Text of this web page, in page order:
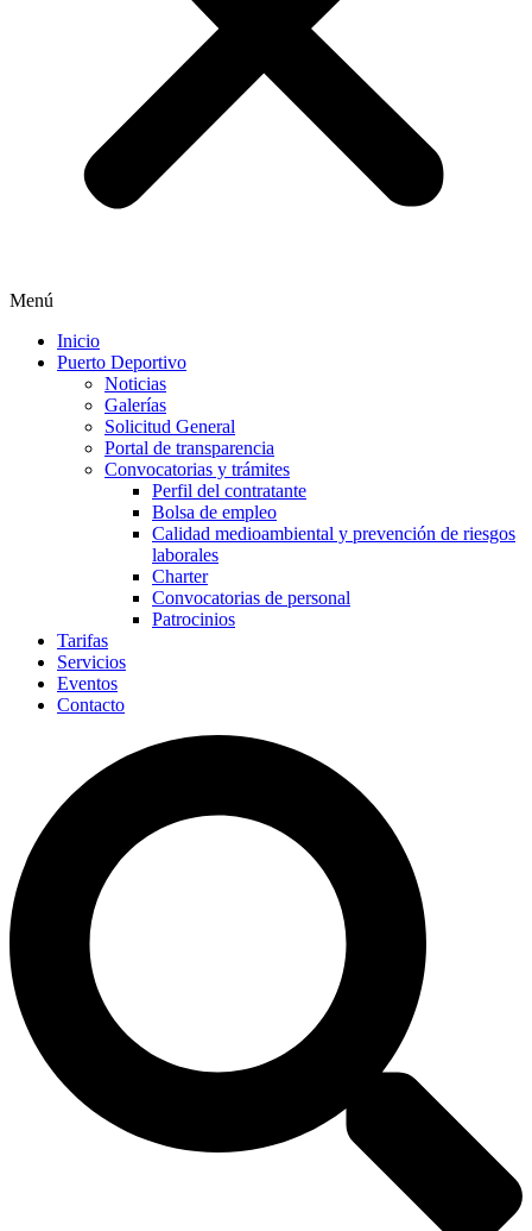
Menú
Inicio
Puerto Deportivo
Noticias
Galerías
Solicitud General
Portal de transparencia
Convocatorias y trámites
Perfil del contratante
Bolsa de empleo
Calidad medioambiental y prevención de riesgos
laborales
Charter
Convocatorias de personal
Patrocinios
Tarifas
Servicios
Eventos
Contacto